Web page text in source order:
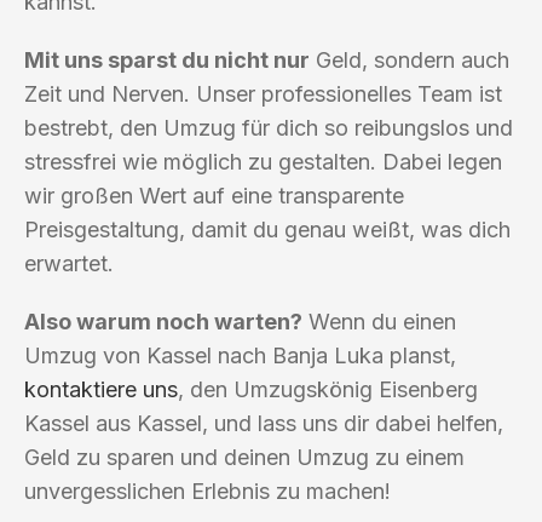
Mit uns sparst du nicht nur Geld, sondern auch
Zeit und Nerven. Unser professionelles Team ist
bestrebt, den Umzug für dich so reibungslos und
stressfrei wie möglich zu gestalten. Dabei legen
wir großen Wert auf eine transparente
Preisgestaltung, damit du genau weißt, was dich
erwartet.
Also warum noch warten? Wenn du einen
Umzug von Kassel nach Banja Luka planst,
kontaktiere uns, den Umzugskönig Eisenberg
Kassel aus Kassel, und lass uns dir dabei helfen,
Geld zu sparen und deinen Umzug zu einem
unvergesslichen Erlebnis zu machen!